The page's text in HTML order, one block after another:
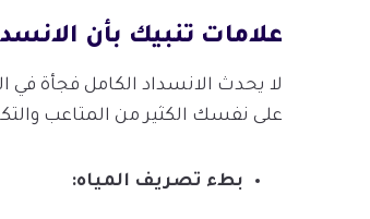
علامات تنبيك بأن
لا يحدث الانسداد الكامل فجأة في
على نفسك الكثير من المتاعب
بطء تصريف المياه: